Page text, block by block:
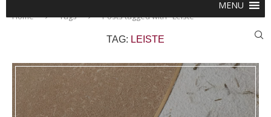
MENU
Home Tags Posts tagged with "Leiste"
TAG: LEISTE